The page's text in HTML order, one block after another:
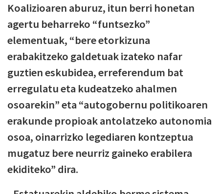
Koalizioaren aburuz, itun berri honetan
agertu beharreko “funtsezko”
elementuak, “bere etorkizuna
erabakitzeko galdetuak izateko nafar
guztien eskubidea, erreferendum bat
erregulatu eta kudeatzeko ahalmen
osoarekin” eta “autogobernu politikoaren
erakunde propioak antolatzeko autonomia
osoa, oinarrizko legediaren kontzeptua
mugatuz bere neurriz gaineko erabilera
ekiditeko” dira.